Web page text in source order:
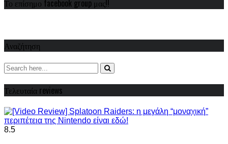
Το επίσημο facebook group μας!!
Αναζήτηση
Τελευταία reviews
8.5